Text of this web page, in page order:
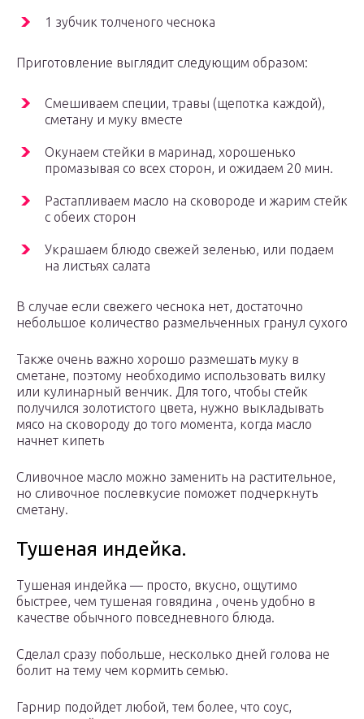
1 зубчик толченого чеснока
Приготовление выглядит следующим образом:
Смешиваем специи, травы (щепотка каждой),
сметану и муку вместе
Окунаем стейки в маринад, хорошенько
промазывая со всех сторон, и ожидаем 20 мин.
Растапливаем масло на сковороде и жарим стейк
с обеих сторон
Украшаем блюдо свежей зеленью, или подаем
на листьях салата
В случае если свежего чеснока нет, достаточно
небольшое количество размельченных гранул сухого
Также очень важно хорошо размешать муку в
сметане, поэтому необходимо использовать вилку
или кулинарный венчик. Для того, чтобы стейк
получился золотистого цвета, нужно выкладывать
мясо на сковороду до того момента, когда масло
начнет кипеть
Сливочное масло можно заменить на растительное,
но сливочное послевкусие поможет подчеркнуть
сметану.
Тушеная индейка.
Тушеная индейка — просто, вкусно, ощутимо
быстрее, чем тушеная говядина , очень удобно в
качестве обычного повседневного блюда.
Сделал сразу побольше, несколько дней голова не
болит на тему чем кормить семью.
Гарнир подойдет любой, тем более, что соус,